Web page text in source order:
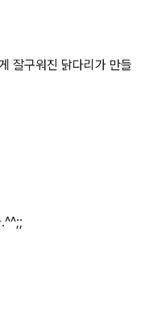
잘구워진 닭다리가 만들